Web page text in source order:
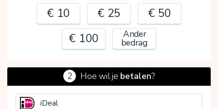
€ 10 € 25
€ 50
€ 100
Ander
bedrag
€
2 Hoe wil je betalen?
iDeal